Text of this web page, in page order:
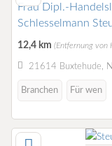
Frau Dipl.-
Schlesselmann
12,4 km (Entfernung von
21614 Buxtehude,
Branchen Für wen